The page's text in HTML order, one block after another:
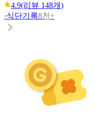
4.9(리뷰 148개)
·식단기록8천+